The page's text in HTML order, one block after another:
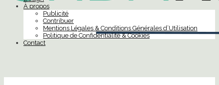
À propos
Publicité
Contribuer
Mentions Légales & Conditions Générales d’Utilisation
Politique de Confidentialité & Cookies
Contact